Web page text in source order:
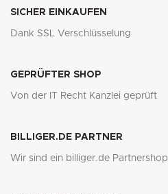
SICHER EINKAUFEN
Dank SSL Verschlüsselung
GEPRÜFTER SHOP
Von der IT Recht Kanzlei geprüft
BILLIGER.DE PARTNER
Wir sind ein billiger.de Partnershop